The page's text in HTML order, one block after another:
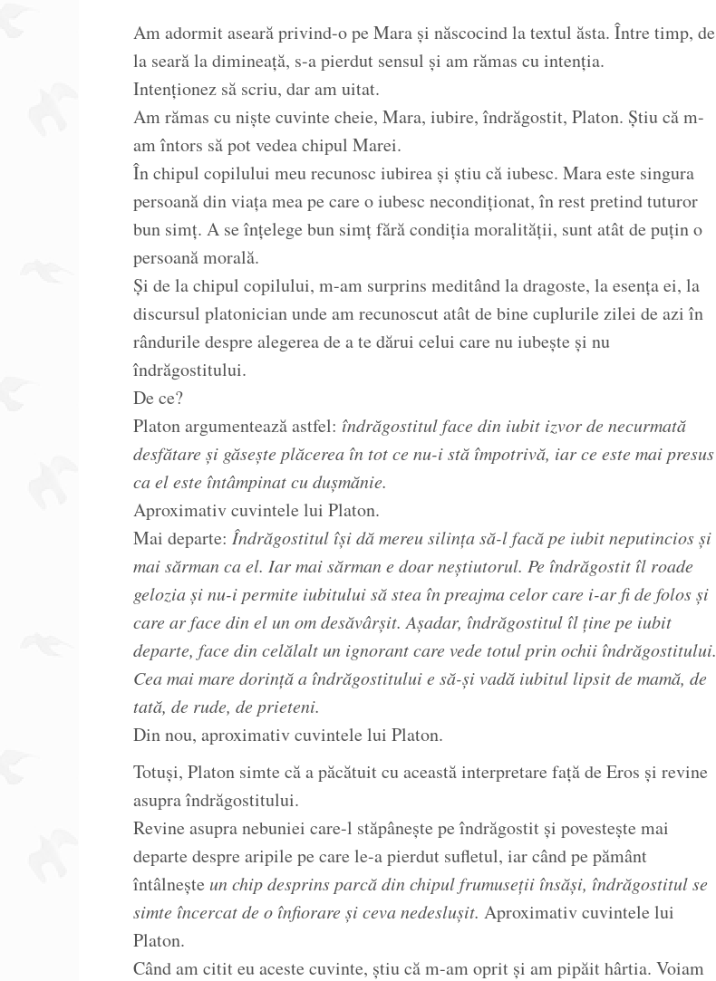
Am adormit aseară privind-o pe Mara și născocind la textul ăsta. Între timp, de
la seară la dimineață, s-a pierdut sensul și am rămas cu intenția.
Intenționez să scriu, dar am uitat.
Am rămas cu niște cuvinte cheie, Mara, iubire, îndrăgostit, Platon. Știu că m-
am întors să pot vedea chipul Marei.
În chipul copilului meu recunosc iubirea și știu că iubesc. Mara este singura
persoană din viața mea pe care o iubesc necondiționat, în rest pretind tuturor
bun simț. A se înțelege bun simț fără condiția moralității, sunt atât de puțin o
persoană morală.
Și de la chipul copilului, m-am surprins meditând la dragoste, la esența ei, la
discursul platonician unde am recunoscut atât de bine cuplurile zilei de azi în
rândurile despre alegerea de a te dărui celui care nu iubește și nu
îndrăgostitului.
De ce?
Platon argumentează astfel: îndrăgostitul face din iubit izvor de necurmată
desfătare și găsește plăcerea în tot ce nu-i stă împotrivă, iar ce este mai presus
ca el este întâmpinat cu dușmănie.
Aproximativ cuvintele lui Platon.
Mai departe: Îndrăgostitul își dă mereu silința să-l facă pe iubit neputincios și
mai sărman ca el. Iar mai sărman e doar neștiutorul. Pe îndrăgostit îl roade
gelozia și nu-i permite iubitului să stea în preajma celor care i-ar fi de folos și
care ar face din el un om desăvârșit. Așadar, îndrăgostitul îl ține pe iubit
departe, face din celălalt un ignorant care vede totul prin ochii îndrăgostitului.
Cea mai mare dorință a îndrăgostitului e să-și vadă iubitul lipsit de mamă, de
tată, de rude, de prieteni.
Din nou, aproximativ cuvintele lui Platon.
Totuși, Platon simte că a păcătuit cu această interpretare față de Eros și revine
asupra îndrăgostitului.
Revine asupra nebuniei care-l stăpânește pe îndrăgostit și povestește mai
departe despre aripile pe care le-a pierdut sufletul, iar când pe pământ
întâlnește un chip desprins parcă din chipul frumuseții însăși, îndrăgostitul se
simte încercat de o înfiorare și ceva nedeslușit. Aproximativ cuvintele lui
Platon.
Când am citit eu aceste cuvinte, știu că m-am oprit și am pipăit hârtia. Voiam